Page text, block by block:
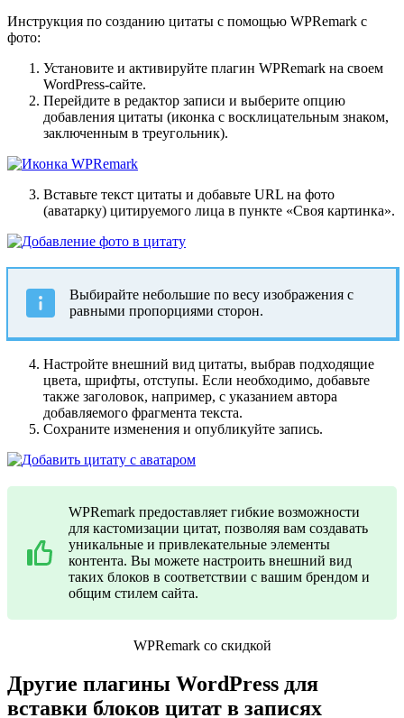
Инструкция по созданию цитаты с помощью WPRemark с
фото:
Установите и активируйте плагин WPRemark на своем
WordPress-сайте.
Перейдите в редактор записи и выберите опцию
добавления цитаты (иконка с восклицательным знаком,
заключенным в треугольник).
Вставьте текст цитаты и добавьте URL на фото
(аватарку) цитируемого лица в пункте «Своя картинка».
Выбирайте небольшие по весу изображения с
равными пропорциями сторон.
Настройте внешний вид цитаты, выбрав подходящие
цвета, шрифты, отступы. Если необходимо, добавьте
также заголовок, например, с указанием автора
добавляемого фрагмента текста.
Сохраните изменения и опубликуйте запись.
WPRemark предоставляет гибкие возможности
для кастомизации цитат, позволяя вам создавать
уникальные и привлекательные элементы
контента. Вы можете настроить внешний вид
таких блоков в соответствии с вашим брендом и
общим стилем сайта.
WPRemark со скидкой
Другие плагины WordPress для
вставки блоков цитат в записях